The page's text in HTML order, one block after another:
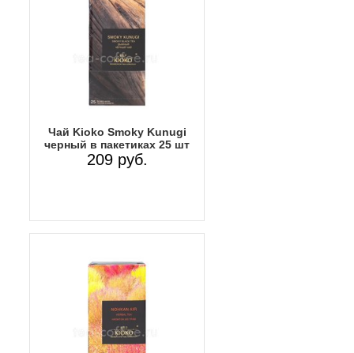
Чай Kioko Smoky Kunugi
черный в пакетиках 25 шт
209 руб.